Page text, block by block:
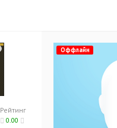
Рейтинг
0.00
Оффлайн